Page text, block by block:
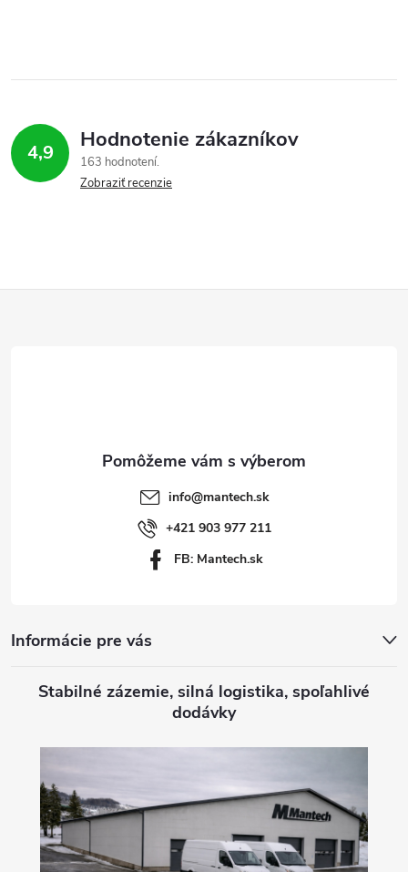
4,9 Hodnotenie zákazníkov
163 hodnotení
Zobraziť recenzie
info@mantech.sk
+421 903 977 211
FB: Mantech.sk
Informácie pre vás
Stabilné zázemie, silná logistika, spoľahlivé
dodávky